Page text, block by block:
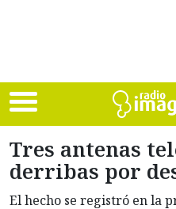
Tres antenas
derribas por
El hecho se registró en la